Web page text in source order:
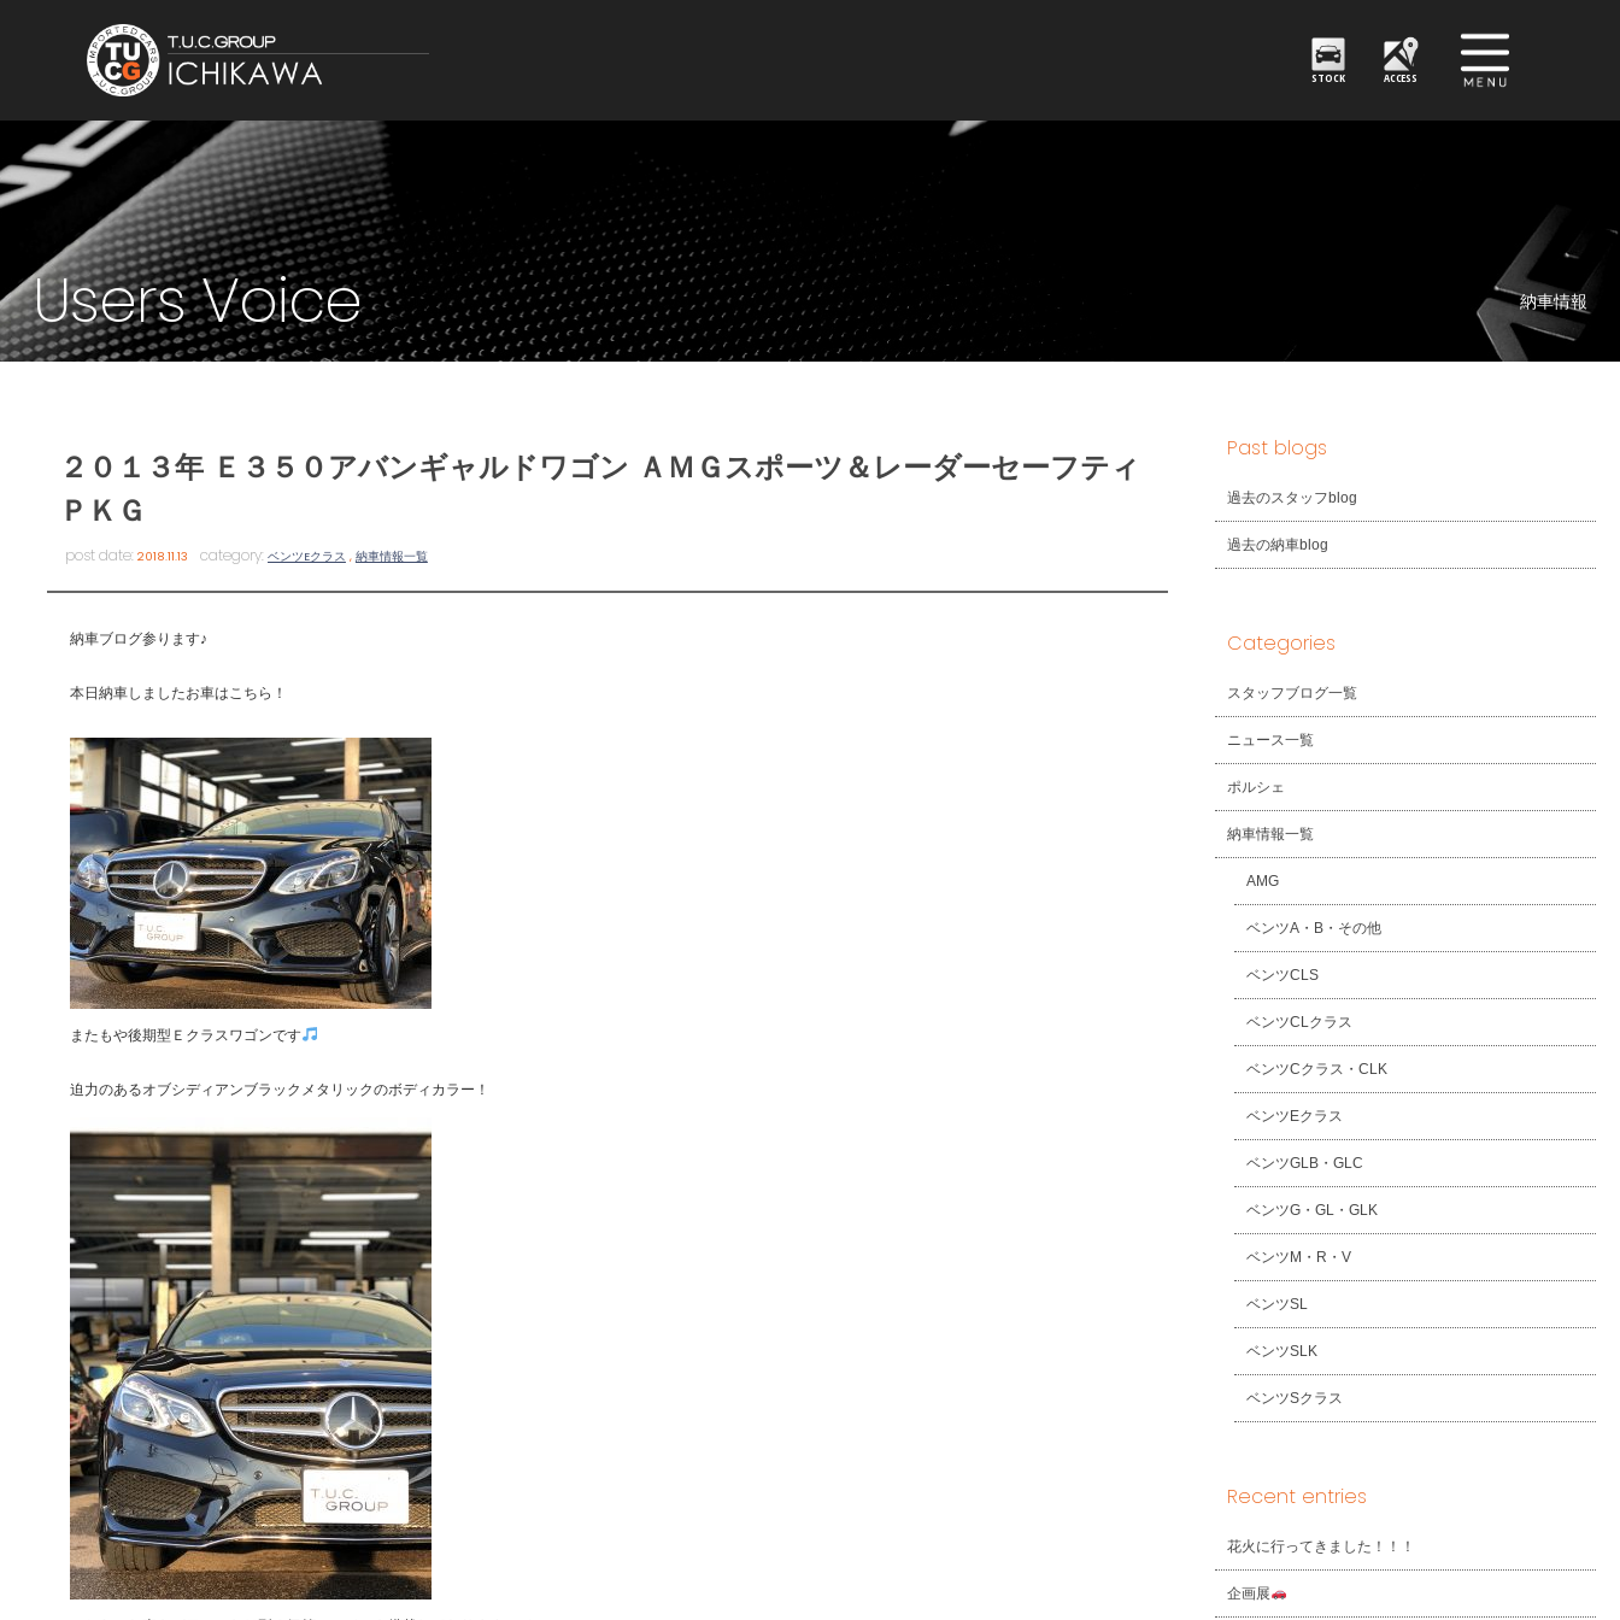
STOCK ACCESS
Users Voice 納車情報
２０１３年 Ｅ３５０アバンギャルドワゴン ＡＭＧスポーツ＆レーダーセーフティ
ＰＫＧ
post date:2018.11.13 category:ベンツEクラス , 納車情報一覧
納車ブログ参ります♪
本日納車しましたお車はこちら！
またもや後期型Ｅクラスワゴンです
迫力のあるオブシディアンブラックメタリックのボディカラー！
Past blogs
過去のスタッフblog
過去の納車blog
Categories
スタッフブログ一覧
ニュース一覧
ポルシェ
納車情報一覧
AMG
ベンツA・B・その他
ベンツCLS
ベンツCLクラス
ベンツCクラス・CLK
ベンツEクラス
ベンツGLB・GLC
ベンツG・GL・GLK
ベンツM・R・V
ベンツSL
ベンツSLK
ベンツSクラス
Recent entries
花火に行ってきました！！！
企画展